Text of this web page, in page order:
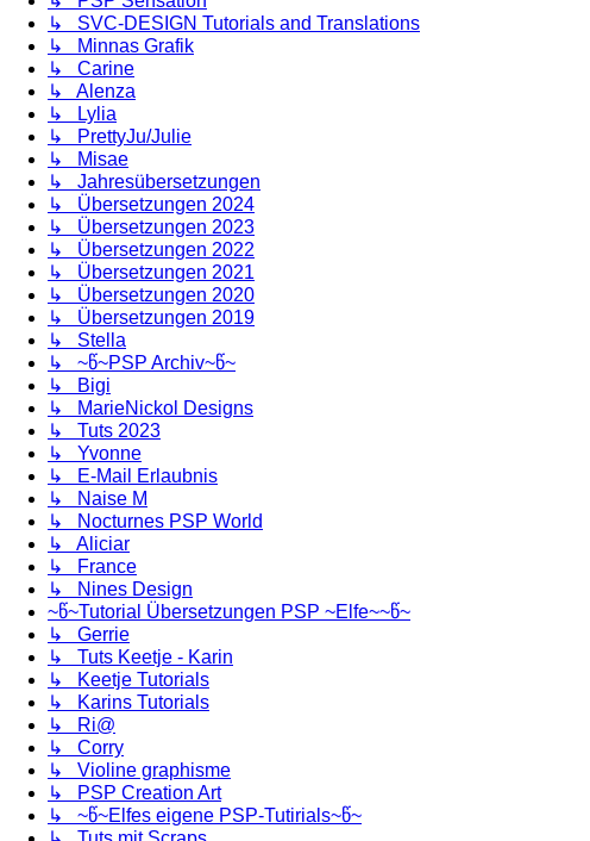
↳ SVC-DESIGN Tutorials and Translations
↳ Minnas Grafik
↳ Carine
↳ Alenza
↳ Lylia
↳ PrettyJu/Julie
↳ Misae
↳ Jahresübersetzungen
↳ Übersetzungen 2024
↳ Übersetzungen 2023
↳ Übersetzungen 2022
↳ Übersetzungen 2021
↳ Übersetzungen 2020
↳ Übersetzungen 2019
↳ Stella
↳ ~წ~PSP Archiv~წ~
↳ Bigi
↳ MarieNickol Designs
↳ Tuts 2023
↳ Yvonne
↳ E-Mail Erlaubnis
↳ Naise M
↳ Nocturnes PSP World
↳ Aliciar
↳ France
↳ Nines Design
~წ~Tutorial Übersetzungen PSP ~Elfe~~წ~
↳ Gerrie
↳ Tuts Keetje - Karin
↳ Keetje Tutorials
↳ Karins Tutorials
↳ Ri@
↳ Corry
↳ Violine graphisme
↳ PSP Creation Art
↳ ~წ~Elfes eigene PSP-Tutirials~წ~